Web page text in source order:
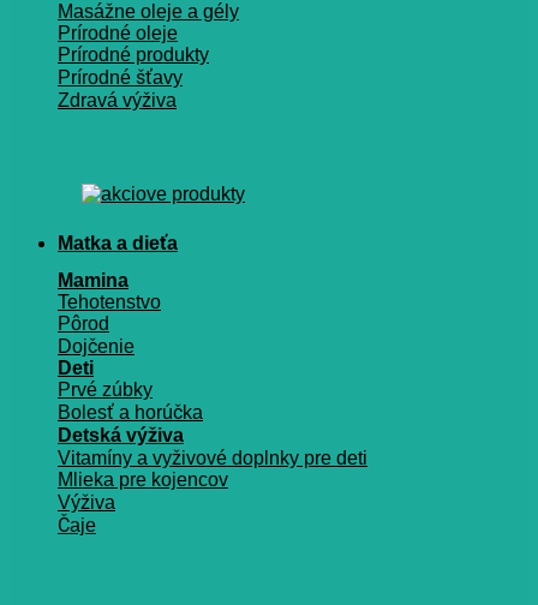
Masážne oleje a gély
Prírodné oleje
Prírodné produkty
Prírodné šťavy
Zdravá výživa
Matka a dieťa
Mamina
Tehotenstvo
Pôrod
Dojčenie
Deti
Prvé zúbky
Bolesť a horúčka
Detská výživa
Vitamíny a vyživové doplnky pre deti
Mlieka pre kojencov
Výživa
Čaje